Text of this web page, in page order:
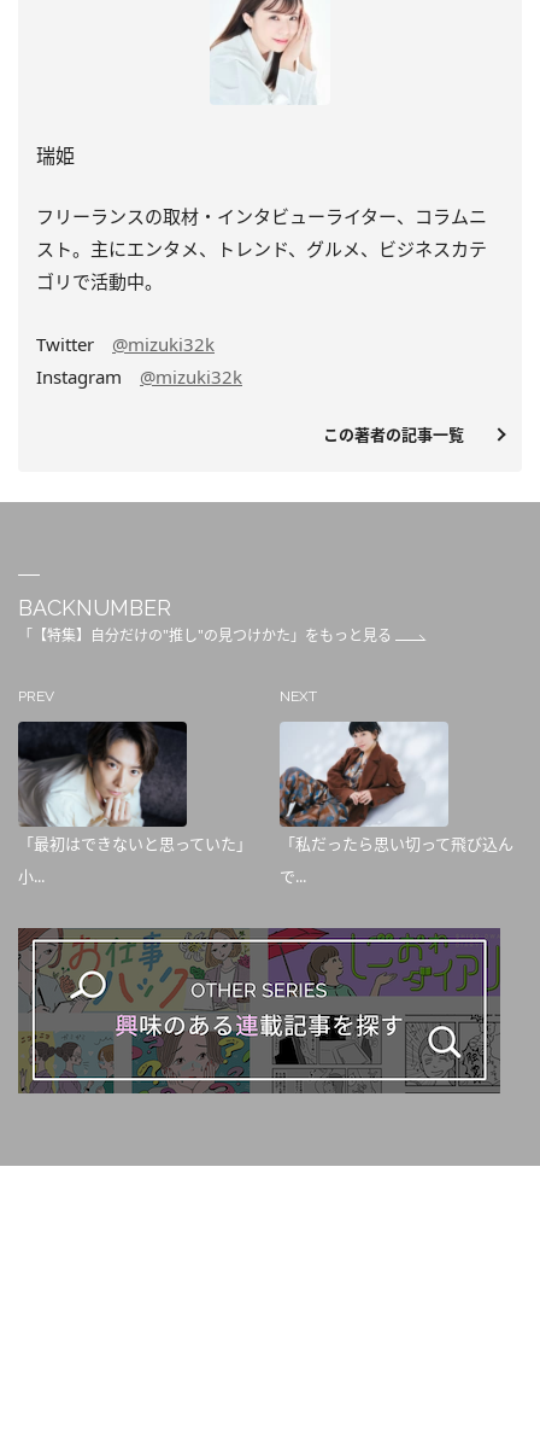
瑞姫
フリーランスの取材・インタビューライター、コラムニ
スト。主にエンタメ、トレンド、グルメ、ビジネスカテ
ゴリで活動中。
Twitter @mizuki32k
Instagram @mizuki32k
この著者の記事一覧
BACKNUMBER
「【特集】自分だけの"推し"の見つけかた」をもっと見る
PREV
「最初はできないと思っていた」
小...
NEXT
「私だったら思い切って飛び込ん
で...